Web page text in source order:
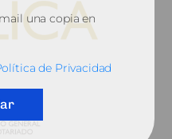
del Notariado
una copia en
de Privacidad